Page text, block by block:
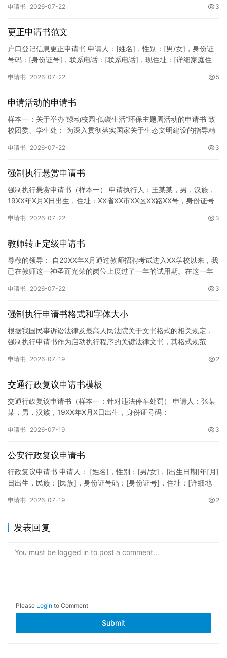
申请书 2026-07-22 3
更正申请书范文
户口登记信息更正申请书 申请人：[姓名]，性别：[男/女]，身份证
号码：[身份证号]，联系电话：[联系电话]，现住址：[详细家庭住
申请书 2026-07-22 5
申请活动的申请书
样本一：关于举办“绿动校园·低碳生活”环保主题周活动的申请书 致
校团委、学生处： 为深入贯彻落实国家关于生态文明建设的指导精
申请书 2026-07-22 3
强制执行悬赏申请书
强制执行悬赏申请书（样本一） 申请执行人：王某某，男，汉族，
19XX年X月X日出生，住址：XX省XX市XX区XX路XX号，身份证号
申请书 2026-07-22 3
教师转正定级申请书
尊敬的领导： 自20XX年X月通过教师招聘考试进入XX学校以来，我
已在教师这一神圣而光荣的岗位上度过了一年的试用期。在这一年
申请书 2026-07-22 3
强制执行申请书格式和字体大小
根据我国民事诉讼法律及最高人民法院关于文书格式的相关规定，
强制执行申请书作为启动执行程序的关键法律文书，其格式规范
纸张与…
申请书 2026-07-19 2
交通行政复议申请书模板
交通行政复议申请书（样本一：针对违法停车处罚） 申请人：张某
某，男，汉族，19XX年X月X日出生，身份证号码：
申请书 2026-07-19 3
公安行政复议申请书
行政复议申请书 申请人： [姓名]，性别：[男/女]，[出生日期]年[月]
日出生，民族：[民族]，身份证号码：[身份证号]，住址：[详细地
申请书 2026-07-19 2
发表回复
You must be logged in to post a comment...
Please Login to Comment
Submit